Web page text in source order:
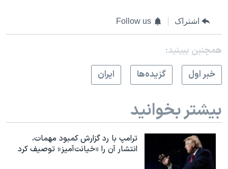
اشتراک Follow us
همچنبن ببینید:
خبر اول
گزيده‌ها ايران
بیشتر بخوانید
ترامپ با رد گزارش کمبود مهمات،
انتشار آن را «خیانت‌آمیز» توصیف کرد